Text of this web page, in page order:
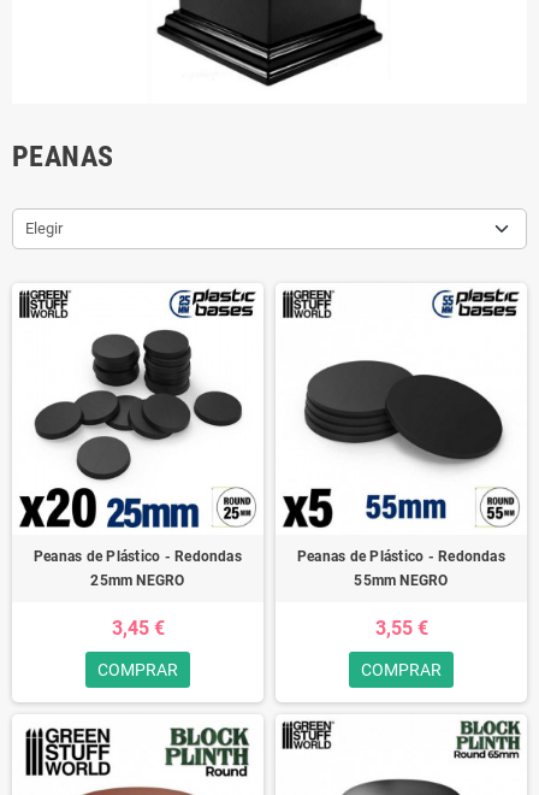
PEANAS
Elegir
Peanas de Plástico - Redondas
25mm NEGRO
3,45 €
COMPRAR
Peanas de Plástico - Redondas
55mm NEGRO
3,55 €
COMPRAR